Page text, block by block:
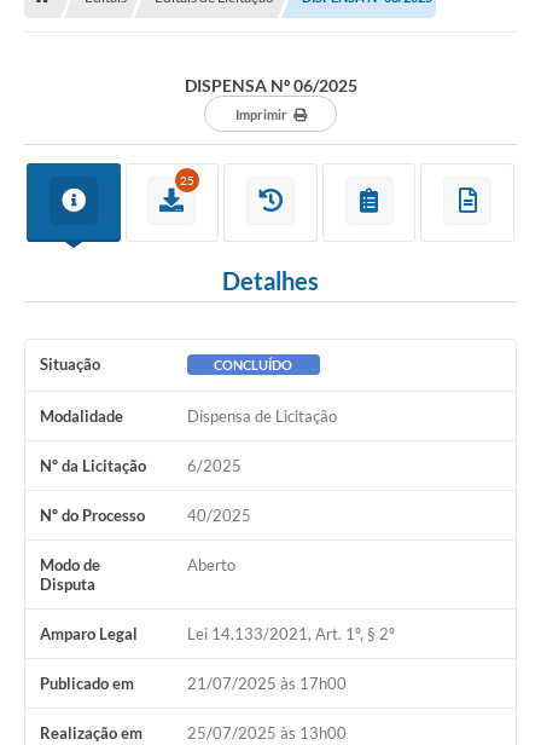
Contratos
Audiências Públicas
Carta de Serviços
Notícias
Turismo
Obras
Galeria de Vídeos
Secretarias
Projetos
Contas Públicas
DISPENSA Nº 06/2025
Imprimir
25
Detalhes
Situação CONCLUÍDO
Modalidade Dispensa de Licitação
Nº da Licitação 6/2025
Nº do Processo 40/2025
Modo de
Disputa
Aberto
Amparo Legal Lei 14.133/2021, Art. 1º, § 2º
Publicado em 21/07/2025 às 17h00
Realização em 25/07/2025 às 13h00